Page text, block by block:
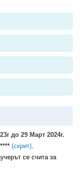
до 29 Март 2024г.
(скрит).
се счита за